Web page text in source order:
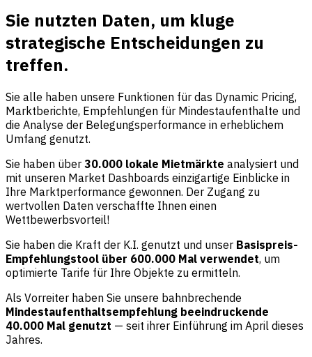
Sie nutzten Daten, um kluge
strategische Entscheidungen zu
treffen.
Sie alle haben unsere Funktionen für das Dynamic Pricing,
Marktberichte, Empfehlungen für Mindestaufenthalte und
die Analyse der Belegungsperformance in erheblichem
Umfang genutzt.
Sie haben über 30.000 lokale Mietmärkte analysiert und
mit unseren Market Dashboards einzigartige Einblicke in
Ihre Marktperformance gewonnen. Der Zugang zu
wertvollen Daten verschaffte Ihnen einen
Wettbewerbsvorteil!
Sie haben die Kraft der K.I. genutzt und unser Basispreis-
Empfehlungstool über 600.000 Mal verwendet, um
optimierte Tarife für Ihre Objekte zu ermitteln.
Als Vorreiter haben Sie unsere bahnbrechende
Mindestaufenthaltsempfehlung beeindruckende
40.000 Mal genutzt — seit ihrer Einführung im April dieses
Jahres.